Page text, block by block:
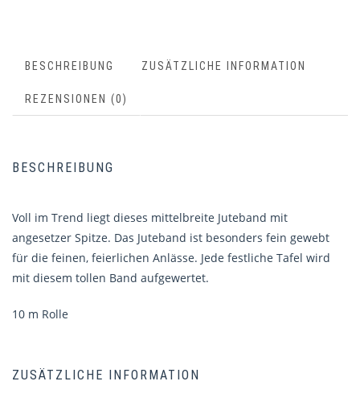
BESCHREIBUNG ZUSÄTZLICHE INFORMATION
REZENSIONEN (0)
BESCHREIBUNG
Voll im Trend liegt dieses mittelbreite Juteband mit
angesetzer Spitze. Das Juteband ist besonders fein gewebt
für die feinen, feierlichen Anlässe. Jede festliche Tafel wird
mit diesem tollen Band aufgewertet.
10 m Rolle
ZUSÄTZLICHE INFORMATION